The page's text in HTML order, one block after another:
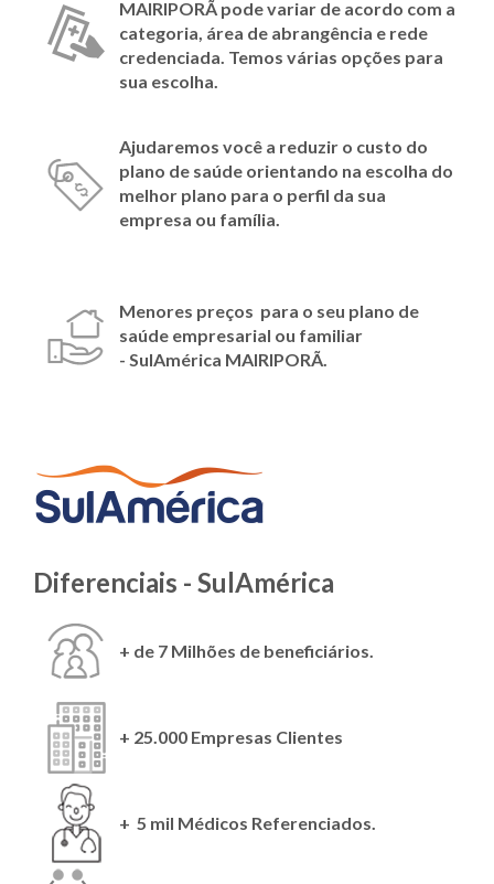
MAIRIPORÃ pode variar de acordo com a
categoria, área de abrangência e rede
credenciada. Temos várias opções para
sua escolha.
Ajudaremos você a reduzir o custo do
plano de saúde orientando na escolha do
melhor plano para o perfil da sua
empresa ou família.
Menores preços para o seu plano de
saúde empresarial ou familiar
- SulAmérica MAIRIPORÃ.
Diferenciais - SulAmérica
+ de 7 Milhões de beneficiários.
+ 25.000 Empresas Clientes
+ 5 mil Médicos Referenciados.